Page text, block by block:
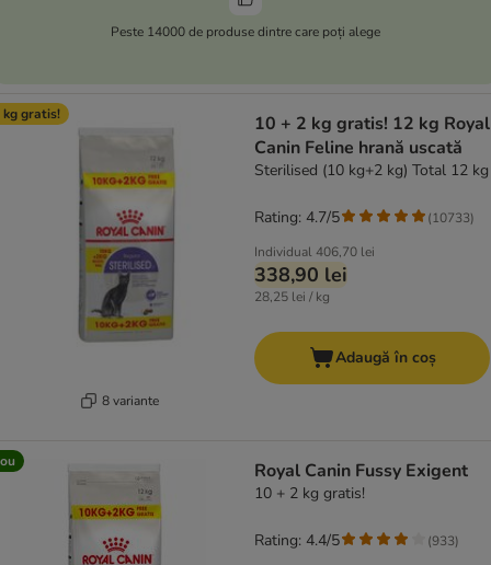
Peste 14000 de produse dintre care poți alege
kg gratis!
8 variante
10 + 2 kg gratis! 12 kg Royal
Canin Feline hrană uscată
Sterilised (10 kg+2 kg) Total 12 kg
Individual406,70 lei
338,90 lei
28,25 lei / kg
Rating: 4.7/5 (10733)
Adaugă în coș
Royal Canin Fussy Exigent
10 + 2 kg gratis!
Rating: 4.4/5 (933)